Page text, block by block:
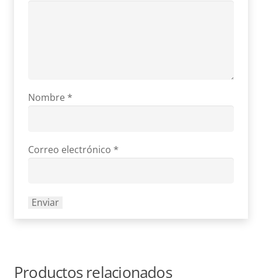
Nombre *
Correo electrónico *
Productos relacionados